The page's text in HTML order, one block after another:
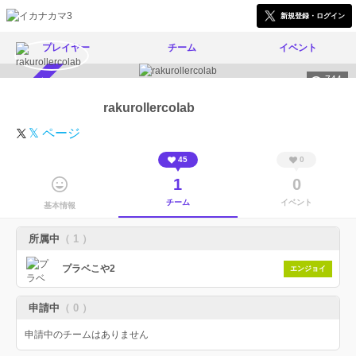
新規登録・ログイン
プレイヤー チーム イベント
744
rakurollercolab
𝕏 ページ
基本情報
45
1
チーム
0
0
イベント
所属中 （ 1 ）
プラベこや2 エンジョイ
申請中 （ 0 ）
申請中のチームはありません